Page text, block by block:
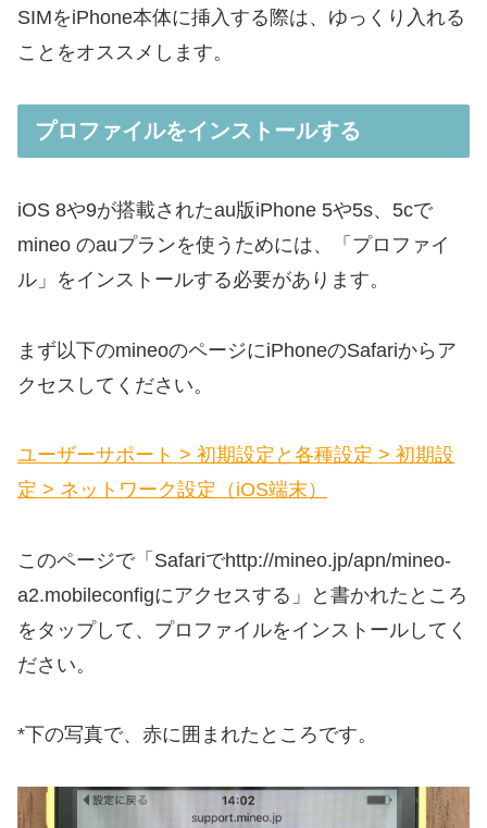
SIMをiPhone本体に挿入する際は、ゆっくり入れる
ことをオススメします。
プロファイルをインストールする
iOS 8や9が搭載されたau版iPhone 5や5s、5cで
mineo のauプランを使うためには、「プロファイ
ル」をインストールする必要があります。
まず以下のmineoのページにiPhoneのSafariからア
クセスしてください。
ユーザーサポート > 初期設定と各種設定 > 初期設
定 > ネットワーク設定（iOS端末）
このページで「Safariでhttp://mineo.jp/apn/mineo-
a2.mobileconfigにアクセスする」と書かれたところ
をタップして、プロファイルをインストールしてく
ださい。
*下の写真で、赤に囲まれたところです。